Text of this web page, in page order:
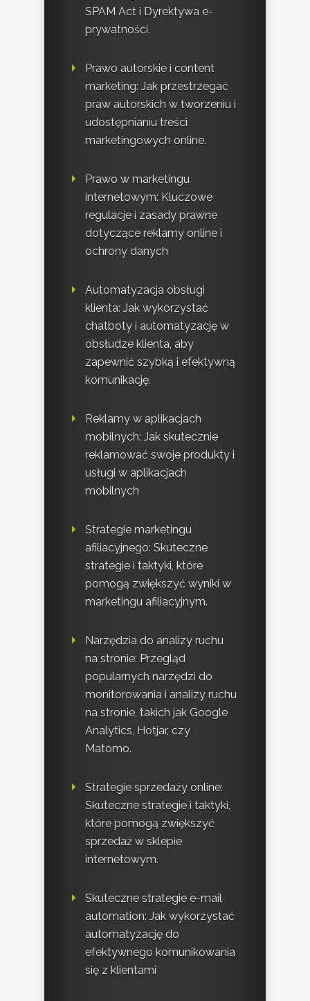
SPAM Act i Dyrektywa e-
prywatności.
Prawo autorskie i content
marketing: Jak przestrzegać
praw autorskich w tworzeniu i
udostępnianiu treści
marketingowych online.
Prawo w marketingu
internetowym: Kluczowe
regulacje i zasady prawne
dotyczące reklamy online i
ochrony danych
Automatyzacja obsługi
klienta: Jak wykorzystać
chatboty i automatyzację w
obsłudze klienta, aby
zapewnić szybką i efektywną
komunikację.
Reklamy w aplikacjach
mobilnych: Jak skutecznie
reklamować swoje produkty i
usługi w aplikacjach
mobilnych
Strategie marketingu
afiliacyjnego: Skuteczne
strategie i taktyki, które
pomogą zwiększyć wyniki w
marketingu afiliacyjnym.
Narzędzia do analizy ruchu
na stronie: Przegląd
popularnych narzędzi do
monitorowania i analizy ruchu
na stronie, takich jak Google
Analytics, Hotjar, czy
Matomo.
Strategie sprzedaży online:
Skuteczne strategie i taktyki,
które pomogą zwiększyć
sprzedaż w sklepie
internetowym.
Skuteczne strategie e-mail
automation: Jak wykorzystać
automatyzację do
efektywnego komunikowania
się z klientami